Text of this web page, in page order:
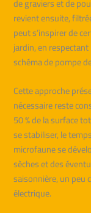
revient ensuite,
peut s’inspirer de
jardin, en
schéma de pompe
Cette approche
nécessaire reste
50 % de la surface
se stabiliser, le
microfaune se
sèches et des
saisonnière, un peu
électrique.